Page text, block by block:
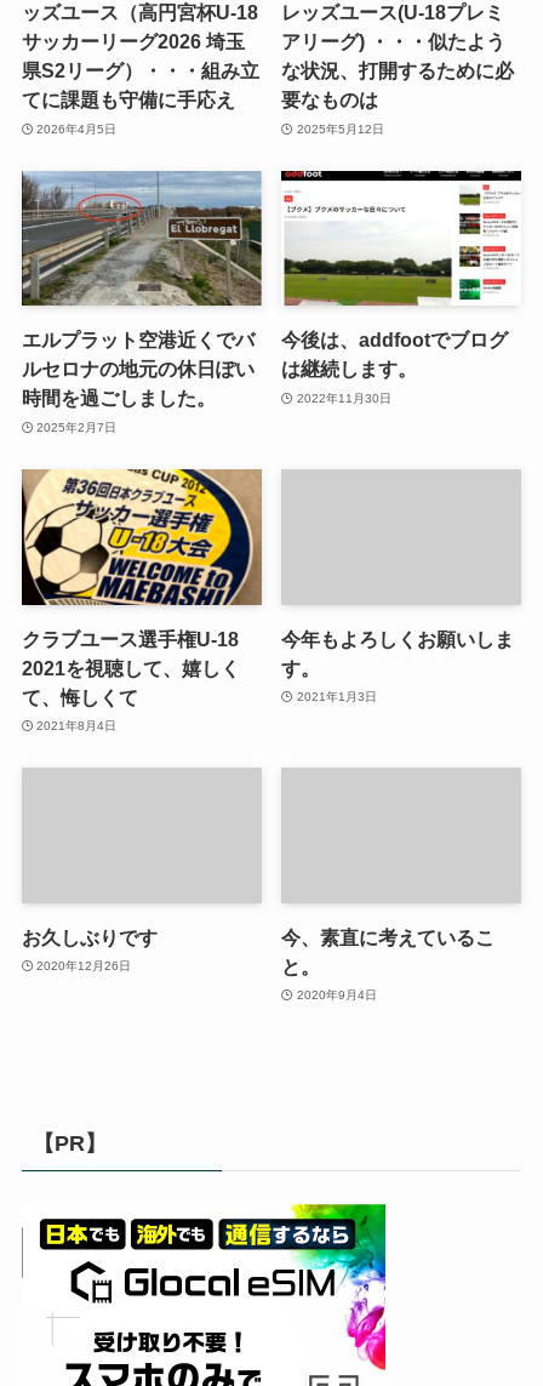
ッズユース（高円宮杯U-18
サッカーリーグ2026 埼玉
県S2リーグ）・・・組み立
てに課題も守備に手応え
2026年4月5日
レッズユース(U-18プレミ
アリーグ) ・・・似たよう
な状況、打開するために必
要なものは
2025年5月12日
エルプラット空港近くでバ
ルセロナの地元の休日ぽい
時間を過ごしました。
2025年2月7日
今後は、addfootでブログ
は継続します。
2022年11月30日
クラブユース選手権U-18
2021を視聴して、嬉しく
て、悔しくて
2021年8月4日
今年もよろしくお願いしま
す。
2021年1月3日
お久しぶりです
2020年12月26日
今、素直に考えているこ
と。
2020年9月4日
【PR】